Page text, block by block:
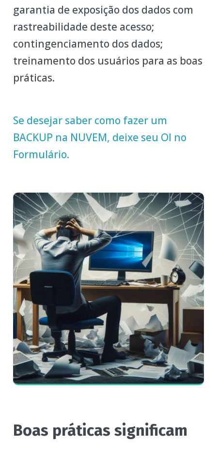
garantia de exposição dos dados com
rastreabilidade deste acesso;
contingenciamento dos dados;
treinamento dos usuários para as boas
práticas.
Se desejar saber como fazer um
BACKUP na NUVEM, deixe seu OI no
Formulário.
Boas práticas significam